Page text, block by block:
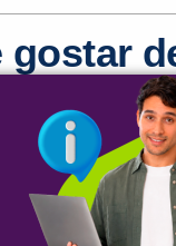
gostar